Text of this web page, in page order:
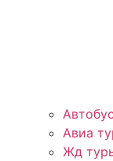
Авиа
Жд